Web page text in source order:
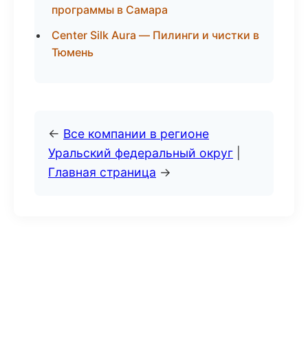
программы в Самара
Center Silk Aura — Пилинги и чистки в
Тюмень
← Все компании в регионе
Уральский федеральный округ
Главная страница →